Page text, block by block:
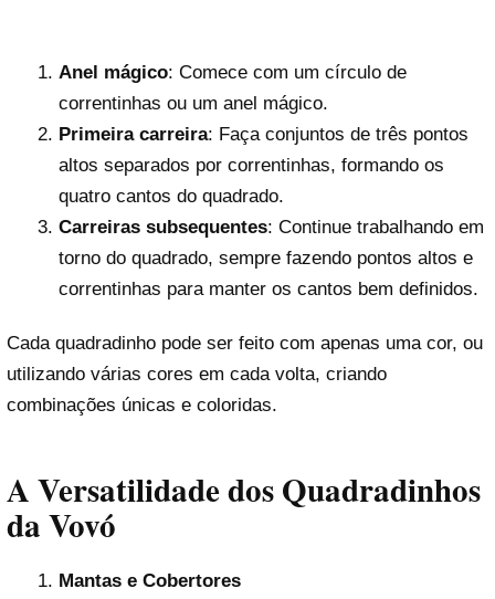
Anel mágico: Comece com um círculo de
correntinhas ou um anel mágico.
Primeira carreira: Faça conjuntos de três pontos
altos separados por correntinhas, formando os
quatro cantos do quadrado.
Carreiras subsequentes: Continue trabalhando em
torno do quadrado, sempre fazendo pontos altos e
correntinhas para manter os cantos bem definidos.
Cada quadradinho pode ser feito com apenas uma cor, ou
utilizando várias cores em cada volta, criando
combinações únicas e coloridas.
A Versatilidade dos Quadradinhos
da Vovó
Mantas e Cobertores